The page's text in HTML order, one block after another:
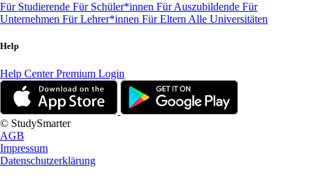
Für Studierende Für Schüler*innen Für Auszubildende Für
Unternehmen Für Lehrer*innen Für Eltern Alle Universitäten
Help
Help CenterPremium Login
© StudySmarter
AGB
Impressum
Datenschutzerklärung